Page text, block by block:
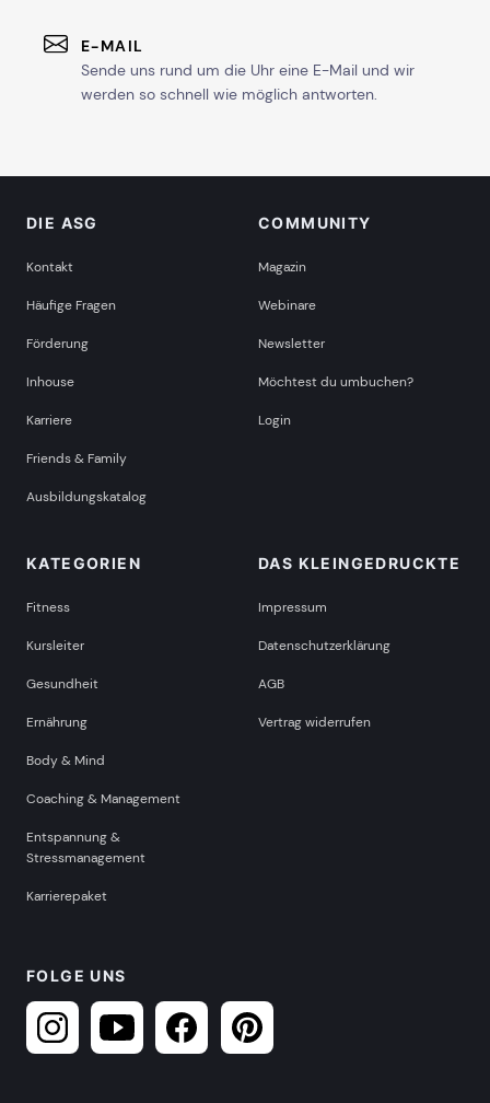
E-MAIL
Sende uns rund um die Uhr eine E-Mail und wir
werden so schnell wie möglich antworten.
DIE ASG
Kontakt
Häufige Fragen
Förderung
Inhouse
Karriere
Friends & Family
Ausbildungskatalog
COMMUNITY
Magazin
Webinare
Newsletter
Möchtest du umbuchen?
Login
KATEGORIEN
Fitness
Kursleiter
Gesundheit
Ernährung
Body & Mind
Coaching & Management
Entspannung &
Stressmanagement
Karrierepaket
DAS KLEINGEDRUCKTE
Impressum
Datenschutzerklärung
AGB
Vertrag widerrufen
FOLGE UNS